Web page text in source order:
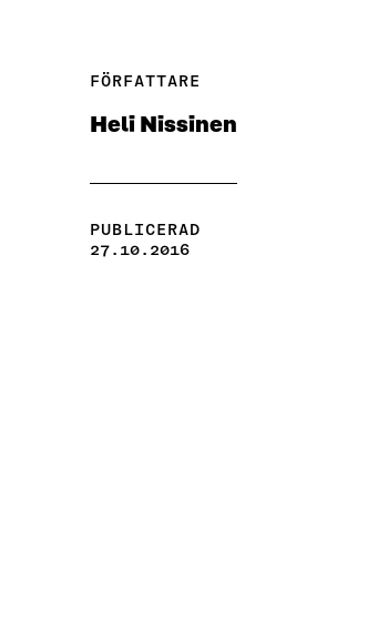
FÖRFATTARE
Heli Nissinen
PUBLICERAD
27.10.2016